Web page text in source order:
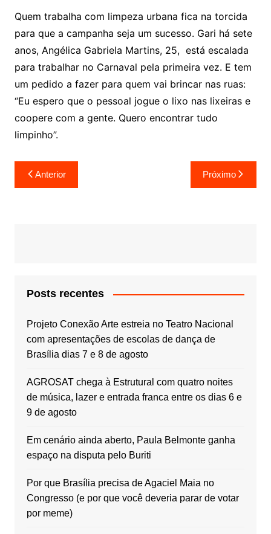
Quem trabalha com limpeza urbana fica na torcida
para que a campanha seja um sucesso. Gari há sete
anos, Angélica Gabriela Martins, 25, está escalada
para trabalhar no Carnaval pela primeira vez. E tem
um pedido a fazer para quem vai brincar nas ruas:
“Eu espero que o pessoal jogue o lixo nas lixeiras e
coopere com a gente. Quero encontrar tudo
limpinho”.
Navegação
de
Anterior Próximo
Posts recentes
Projeto Conexão Arte estreia no Teatro Nacional
com apresentações de escolas de dança de
Brasília dias 7 e 8 de agosto
AGROSAT chega à Estrutural com quatro noites
de música, lazer e entrada franca entre os dias 6 e
9 de agosto
Em cenário ainda aberto, Paula Belmonte ganha
espaço na disputa pelo Buriti
Por que Brasília precisa de Agaciel Maia no
Congresso (e por que você deveria parar de votar
por meme)